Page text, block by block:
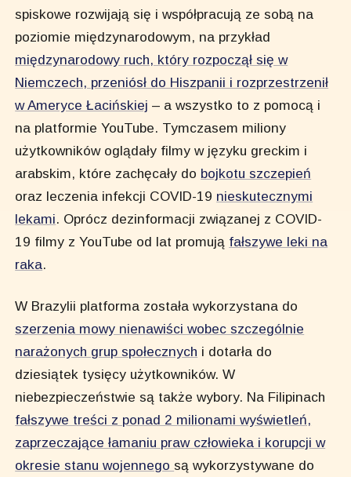
spiskowe rozwijają się i współpracują ze sobą na
poziomie międzynarodowym, na przykład
międzynarodowy ruch, który rozpoczął się w
Niemczech, przeniósł do Hiszpanii i rozprzestrzenił
w Ameryce Łacińskiej – a wszystko to z pomocą i
na platformie YouTube. Tymczasem miliony
użytkowników oglądały filmy w języku greckim i
arabskim, które zachęcały do bojkotu szczepień
oraz leczenia infekcji COVID-19 nieskutecznymi
lekami. Oprócz dezinformacji związanej z COVID-
19 filmy z YouTube od lat promują fałszywe leki na
raka.
W Brazylii platforma została wykorzystana do
szerzenia mowy nienawiści wobec szczególnie
narażonych grup społecznych i dotarła do
dziesiątek tysięcy użytkowników. W
niebezpieczeństwie są także wybory. Na Filipinach
fałszywe treści z ponad 2 milionami wyświetleń,
zaprzeczające łamaniu praw człowieka i korupcji w
okresie stanu wojennego są wykorzystywane do